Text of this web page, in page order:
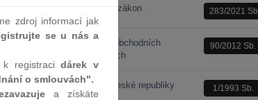
Stavební zákon 283/2021 Sb.
Zákon o obchodních
korporacích
90/2012 Sb.
Ústava České republiky 1/1993 Sb.
zdroj informací jak
se u nás a
k registracidárek v
o smlouvách".
a získáte